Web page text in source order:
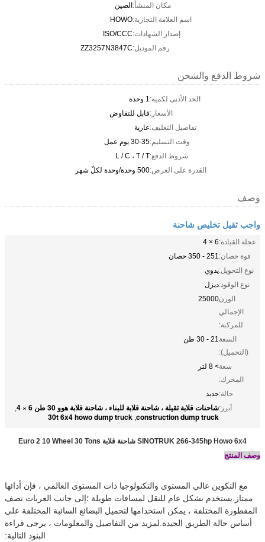
مكان المنشأ:الصين
اسم العلامة التجارية:HOWO
إصدار الشهادات:ISO/CCC
رقم الموديل:ZZ3257N3847C
شروط الدفع والشحن
الحد الأدنى لكمية:1 وحدة
الأسعار:قابل للتفاوض
تفاصيل التغليف:عارية
وقت التسليم:30-35 يوم عمل
شروط الدفع:L / C ، T / T
القدرة على العرض:500 وحدة/وحدة لكلّ شهر
وصف
واجب ثقيل تخليص شاحنة
عجلة القيادة:6 × 4
قوة حصان:251 - 350 حصان
نوع التحويل:يدوي
نوع الوقود:ديزل
الوزن
الإجمالي
للمركبة:
25000
السعة
(التحميل):
21 - 30 طن
سعة
المحرك:
> 8 لتر
حالة:جديد
أبرز:شاحنات قلابة ثقيلة ، شاحنة قلابة للبناء ، شاحنة قلابة هوو 30 طن 6 × 4 ,
construction dump truck
,
30t 6x4 howo dump truck
SINOTRUK 266-345hp Howo 6x4 شاحنة قلابة Euro 2 10 Wheel 30 Tons
وصف المنتج
مع التكوين عالي المستوى والتكنولوجيا ذات المستوى العالمي ، فإن أدائها
ممتاز.يستخدم بشكل عام للنقل لمسافات طويلة ؛إلى جانب العربات نصف
المقطورة المختلفة ، يمكن استخدامها لتحميل البضائع السائبة المختلفة على
أساس حالة الطريق الجيدة.لمزيد من التفاصيل والمعلومات ، يرجى قراءة
البنود التالية: